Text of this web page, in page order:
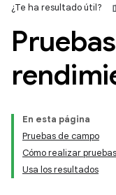
¿Te ha resultado útil?
En esta página
Pruebas de campo
Cómo realizar
Usa los resultados